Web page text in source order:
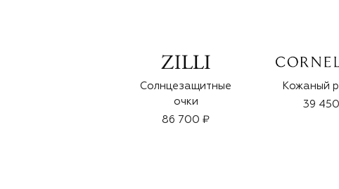
Солнцезащитные
очки
86 700 ₽
Кожаный
39